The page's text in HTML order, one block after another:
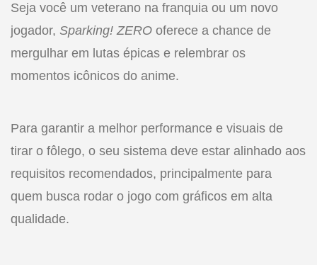
Seja você um veterano na franquia ou um novo
jogador, Sparking! ZERO oferece a chance de
mergulhar em lutas épicas e relembrar os
momentos icônicos do anime.
Para garantir a melhor performance e visuais de
tirar o fôlego, o seu sistema deve estar alinhado aos
requisitos recomendados, principalmente para
quem busca rodar o jogo com gráficos em alta
qualidade.